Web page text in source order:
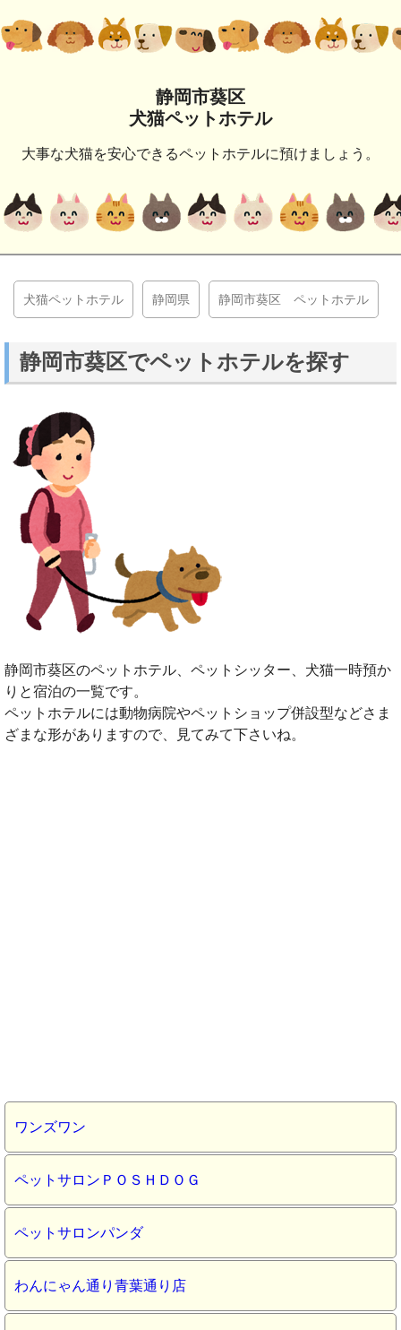
静岡市葵区
犬猫ペットホテル
大事な犬猫を安心できるペットホテルに預けましょう。
犬猫ペットホテル 静岡県 静岡市葵区 ペットホテル
静岡市葵区でペットホテルを探す
静岡市葵区のペットホテル、ペットシッター、犬猫一時預か
りと宿泊の一覧です。
ペットホテルには動物病院やペットショップ併設型などさま
ざまな形がありますので、見てみて下さいね。
ワンズワン
ペットサロンＰＯＳＨＤＯＧ
ペットサロンパンダ
わんにゃん通り青葉通り店